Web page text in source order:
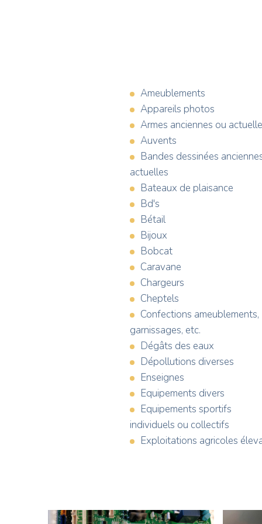
Ameublements
Appareils photos
Armes anciennes ou
Auvents
Bandes dessinées
actuelles
Bateaux de plaisance
Bd's
Bétail
Bijoux
Bobcat
Caravane
Chargeurs
Cheptels
Confections ameublements,
garnissages, etc.
Dégâts des eaux
Dépollutions diverses
Enseignes
Equipements divers
Equipements sportifs
individuels ou collectifs
Exploitations agricoles
Photos
Photo
Photo